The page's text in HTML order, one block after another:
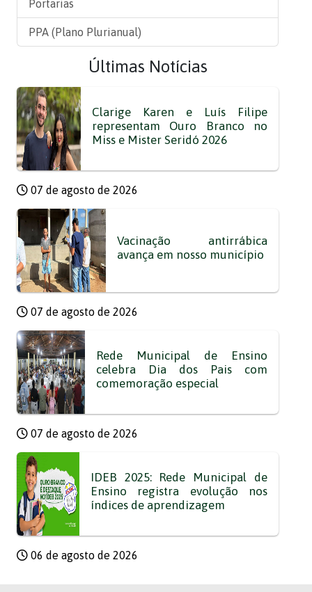
Portarias
PPA (Plano Plurianual)
Últimas Notícias
Clarige Karen e Luís Filipe
representam Ouro Branco no
Miss e Mister Seridó 2026
07 de agosto de 2026
Vacinação antirrábica
avança em nosso município
07 de agosto de 2026
Rede Municipal de Ensino
celebra Dia dos Pais com
comemoração especial
07 de agosto de 2026
IDEB 2025: Rede Municipal de
Ensino registra evolução nos
índices de aprendizagem
06 de agosto de 2026